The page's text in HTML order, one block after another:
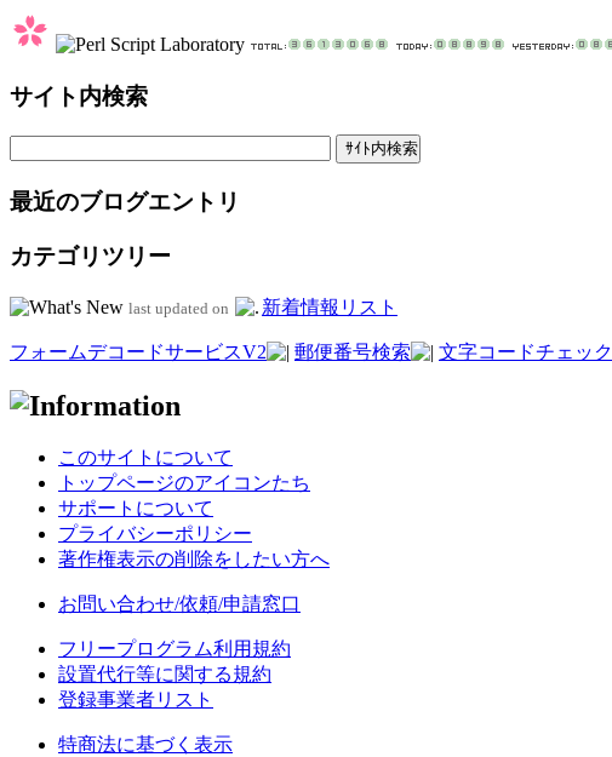
サイト内検索
最近のブログエントリ
カテゴリツリー
last updated on 新着情報リスト
フォームデコードサービスV2 郵便番号検索 文字コードチェック
このサイトについて
トップページのアイコンたち
サポートについて
プライバシーポリシー
著作権表示の削除をしたい方へ
お問い合わせ/依頼/申請窓口
フリープログラム利用規約
設置代行等に関する規約
登録事業者リスト
特商法に基づく表示